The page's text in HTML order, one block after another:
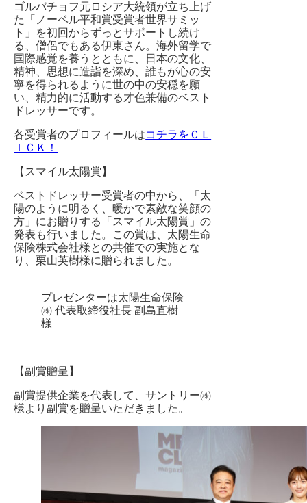
ゴルバチョフ元ロシア大統領が立ち上げ
た「ノーベル平和賞受賞者世界サミッ
ト」を初回からずっとサポートし続け
る、僧侶でもある伊東さん。海外留学で
国際感覚を養うとともに、日本の文化、
精神、思想に造詣を深め、誰もが心の安
寧を得られるように世の中の安穏を願
い、精力的に活動する才色兼備のベスト
ドレッサーです。
各受賞者のプロフィールはコチラをＣＬ
ＩＣＫ！
【スマイル太陽賞】
ベストドレッサー受賞者の中から、「太
陽のように明るく、暖かで素敵な笑顔の
方」にお贈りする「スマイル太陽賞」の
発表も行いました。この賞は、太陽生命
保険株式会社様との共催での実施とな
り、栗山英樹様に贈られました。
プレゼンターは太陽生命保険
㈱ 代表取締役社長 副島直樹
様
【副賞贈呈】
副賞提供企業を代表して、サントリー㈱
様より副賞を贈呈いただきました。